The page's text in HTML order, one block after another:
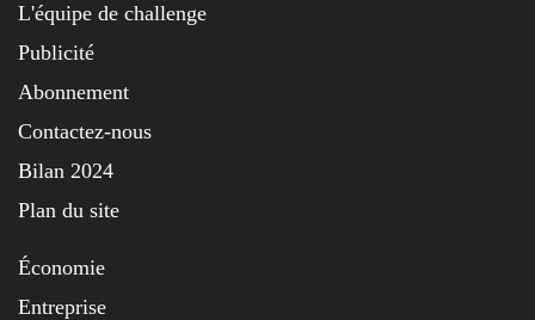
L'équipe de challenge
Publicité
Abonnement
Contactez-nous
Bilan 2024
Plan du site
Économie
Entreprise